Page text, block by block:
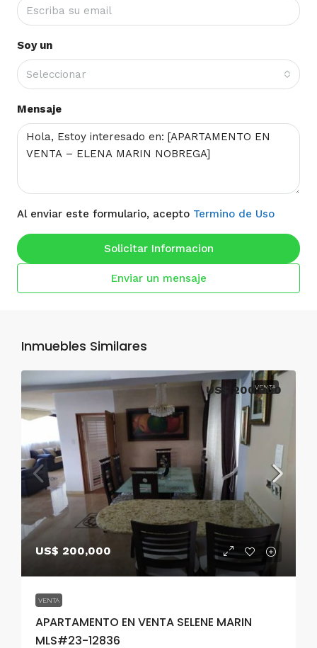
Soy un
Seleccionar
Mensaje
Al enviar este formulario, acepto Termino de Uso
Solicitar Informacion
Enviar un mensaje
Inmuebles Similares
VENTA
US$ 200,000
VENTA
APARTAMENTO EN VENTA SELENE MARIN
MLS#23-12836
US$ 200,000